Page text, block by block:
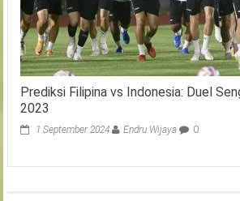
Prediksi Filipina vs Indonesia: Duel
2023
1 September 2024 Endru Wijaya 0